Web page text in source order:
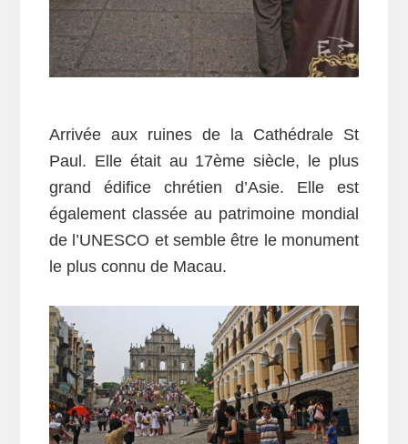
Arrivée aux ruines de la Cathédrale St
Paul. Elle était au 17ème siècle, le plus
grand édifice chrétien d’Asie. Elle est
également classée au patrimoine mondial
de l’UNESCO et semble être le monument
le plus connu de Macau.